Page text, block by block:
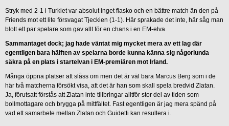
Stryk med 2-1 i Turkiet var absolut inget fiasko och en bättre match än den på
Friends mot ett lite försvagat Tjeckien (1-1). Här sprakade det inte, här såg man
blott ett par spelare som gav allt för en chans i en EM-elva.
Sammantaget dock; jag hade väntat mig mycket mera av ett lag där
egentligen bara hälften av spelarna borde kunna känna sig någorlunda
säkra på en plats i startelvan i EM-premiären mot Irland.
Många öppna platser att slåss om men det är väl bara Marcus Berg som i de
här två matcherna försökt visa, att det är han som skall spela bredvid Zlatan.
Ja, förutsatt förstås att Zlatan inte tillbringar alltför stor del av tiden som
bollmottagare och brygga på mittfältet. Fast egentligen är jag mera spänd på
vad ett samarbete mellan Zlatan och Guidetti kan resultera i.